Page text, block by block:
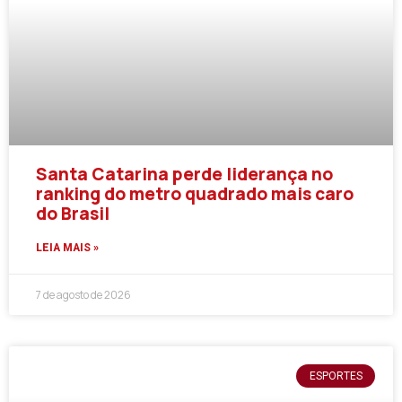
Santa Catarina perde liderança no
ranking do metro quadrado mais caro
do Brasil
LEIA MAIS »
7 de agosto de 2026
ESPORTES